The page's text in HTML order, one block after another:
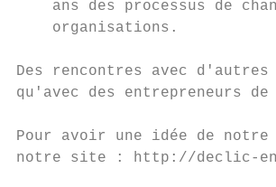
ans des processus de
    organisations.
Des rencontres avec
qu'avec des entrepreneurs de
Pour avoir une idée de notre
notre site : http://declic-en-